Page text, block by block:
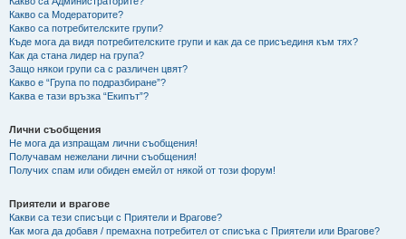
Какво са Модераторите?
Какво са потребителските групи?
Къде мога да видя потребителските групи и как да се присъединя към тях?
Как да стана лидер на група?
Защо някои групи са с различен цвят?
Какво е “Група по подразбиране”?
Каква е тази връзка “Екипът”?
Лични съобщения
Не мога да изпращам лични съобщения!
Получавам нежелани лични съобщения!
Получих спам или обиден емейл от някой от този форум!
Приятели и врагове
Какви са тези списъци с Приятели и Врагове?
Как мога да добавя / премахна потребител от списъка с Приятели или Врагове?